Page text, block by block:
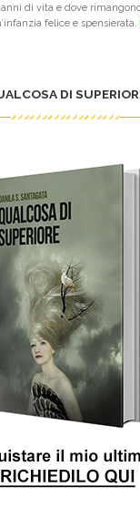
di vita e dove
felice e spensierata.
DI